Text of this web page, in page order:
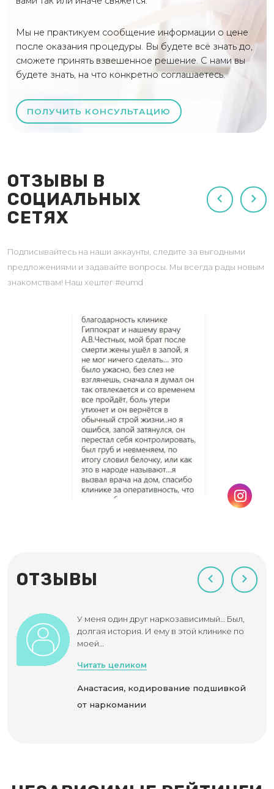
Мы не практикуем сообщение информации о цене
после оказания процедуры. Вы будете всё знать до,
сможете принять взвешенное решение. С нами вы
будете знать, на что конкретно соглашаетесь.
ПОЛУЧИТЬ КОНСУЛЬТАЦИЮ
ОТЗЫВЫ В
СОЦИАЛЬНЫХ
СЕТЯХ
Подписывайтесь на наши аккаунты, следите за выгодными
предложениями и задавайте вопросы. Мы всегда рады новым
знакомствам! Наш хештег #eumd
ОТЗЫВЫ
У меня один друг наркозависимый… Был,
долгая история. И ему в этой клинике по
моей…
Читать целиком
Анастасия, кодирование подшивкой
от наркомании